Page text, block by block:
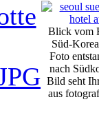
Blick vom
Süd-Korea
Foto
nach
Bild seht
aus